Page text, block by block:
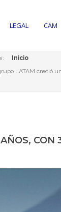
LEGAL CAM
Inicio
LATAM creció
CON